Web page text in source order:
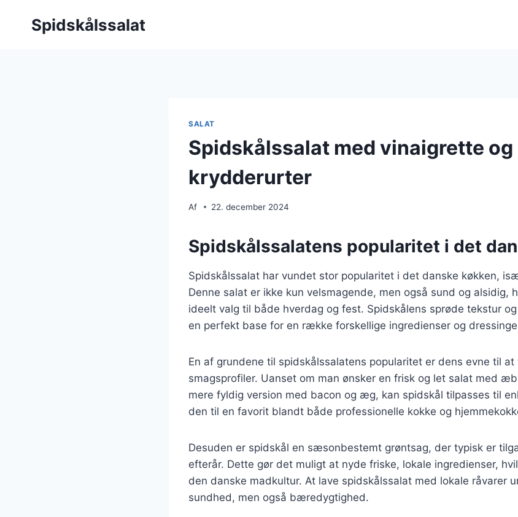
Spidskålssalat
SALAT
Spidskålssalat med vinaigrette og
krydderurter
Af 22. december 2024
Spidskålssalatens popularitet i det
Spidskålssalat har vundet stor popularitet i det danske køkken,
Denne salat er ikke kun velsmagende, men også sund og alsidig,
ideelt valg til både hverdag og fest. Spidskålens sprøde tekstur
en perfekt base for en række forskellige ingredienser og
En af grundene til spidskålssalatens popularitet er dens evne til
smagsprofiler. Uanset om man ønsker en frisk og let salat med
mere fyldig version med bacon og æg, kan spidskål tilpasses til
den til en favorit blandt både professionelle kokke og
Desuden er spidskål en sæsonbestemt grøntsag, der typisk er
efterår. Dette gør det muligt at nyde friske, lokale ingredienser,
den danske madkultur. At lave spidskålssalat med lokale råvarer
sundhed, men også bæredygtighed.